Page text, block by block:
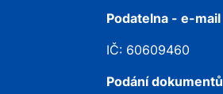
Podatelna - e-mail
IČ: 60609460
Podání dokumentů